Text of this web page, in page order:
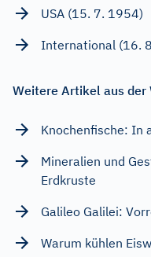
USA (15. 7. 1954)
International (16.
Weitere Artikel aus der
Knochenfische: In
Mineralien und
Erdkruste
Galileo Galilei:
Warum kühlen